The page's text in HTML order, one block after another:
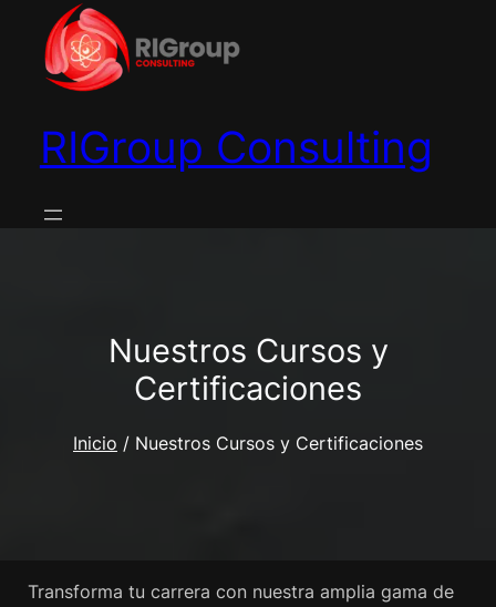
contenido
RIGroup Consulting
Nuestros Cursos y
Certificaciones
Inicio / Nuestros Cursos y Certificaciones
Transforma tu carrera con nuestra amplia gama de